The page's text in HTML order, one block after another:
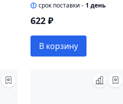
БОРcрок поставки - 1 день
622 ₽
В корзину